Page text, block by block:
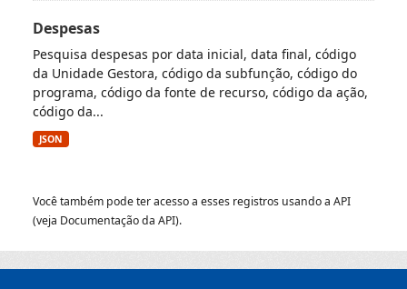
Despesas
Pesquisa despesas por data inicial, data final, código
da Unidade Gestora, código da subfunção, código do
programa, código da fonte de recurso, código da ação,
código da...
JSON
Você também pode ter acesso a esses registros usando a API
(veja Documentação da API).